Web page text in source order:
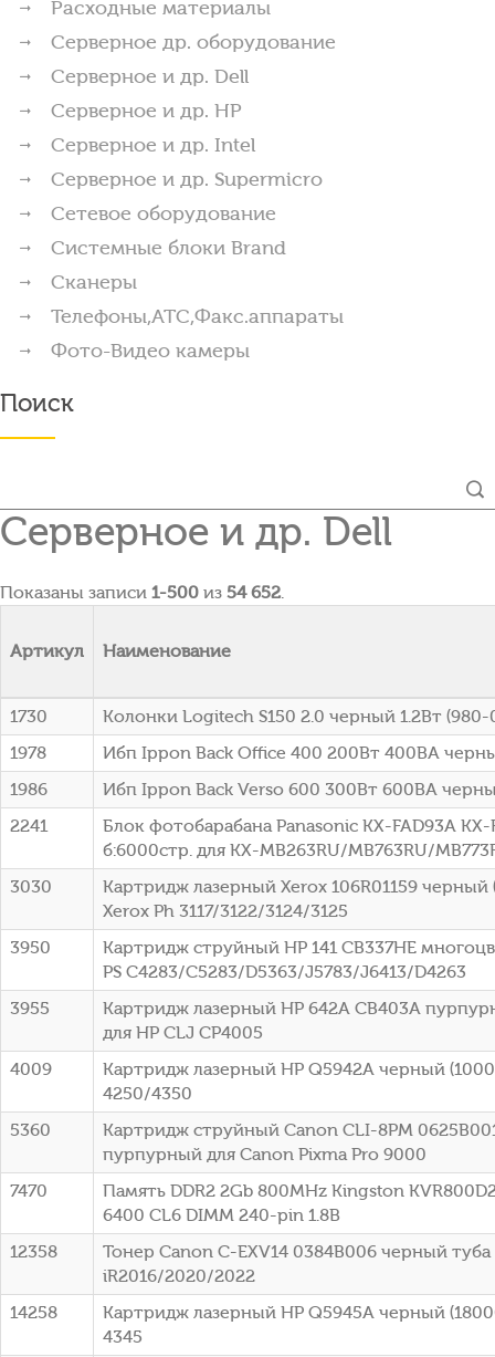
Расходные материалы
Серверное др. оборудование
Серверное и др. Dell
Серверное и др. HP
Серверное и др. Intel
Серверное и др. Supermicro
Сетевое оборудование
Системные блоки Brand
Сканеры
Телефоны,АТС,Факс.аппараты
Фото-Видео камеры
Поиск
Серверное и др. Dell
Показаны записи 1-500 из 54 652.
Артикул Наименование
1730
Колонки Logitech S150 2.0 черный 1.2Вт
1978
Ибп Ippon Back Office 400 200Вт 400ВА
1986
Ибп Ippon Back Verso 600 300Вт 600ВА
2241
Блок фотобарабана Panasonic KX-FAD93A KX-
б:6000стр. для KX-MB263RU/MB763RU/
3030
Картридж лазерный Xerox 106R01159 черный
Xerox Ph 3117/3122/3124/3125
3950
Картридж струйный HP 141 CB337HE
PS C4283/C5283/D5363/J5783/J6413/D4263
3955
Картридж лазерный HP 642A CB403A
для HP CLJ CP4005
4009
Картридж лазерный HP Q5942A черный
4250/4350
5360
Картридж струйный Canon CLI-8PM
пурпурный для Canon Pixma Pro 9000
7470
Память DDR2 2Gb 800MHz Kingston
6400 CL6 DIMM 240-pin 1.8В
12358
Тонер Canon C-EXV14 0384B006 черный
iR2016/2020/2022
14258
Картридж лазерный HP Q5945A черный
4345